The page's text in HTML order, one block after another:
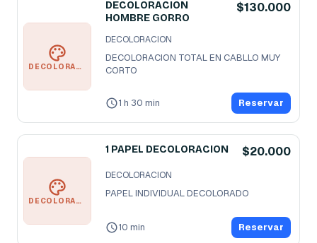
DECOLORACION
DECOLORACION
HOMBRE GORRO
$130.000
DECOLORACION
DECOLORACION TOTAL EN CABLLO MUY
CORTO
1 h 30 min Reservar
DECOLORACION
1 PAPEL DECOLORACION $20.000
DECOLORACION
PAPEL INDIVIDUAL DECOLORADO
10 min Reservar